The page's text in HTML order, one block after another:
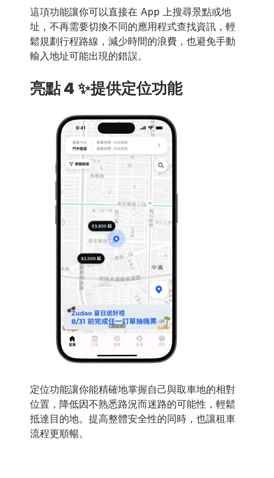
這項功能讓你可以直接在 App 上搜尋景點或地
址，不再需要切換不同的應用程式查找資訊，輕
鬆規劃行程路線，減少時間的浪費，也避免手動
輸入地址可能出現的錯誤。
亮點 4 ✨提供定位功能
定位功能讓你能精確地掌握自己與取車地的相對
位置，降低因不熟悉路況而迷路的可能性，輕鬆
抵達目的地。提高整體安全性的同時，也讓租車
流程更順暢。